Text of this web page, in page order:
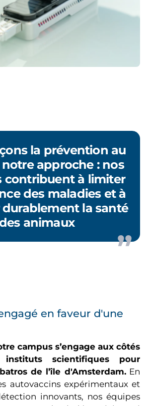
la prévention au
approche : nos
contribuent à limiter
des maladies et à
la santé
animaux
en faveur d'une
campus s’engage aux côtés
scientifiques pour
de l’île d'Amsterdam.En
autovaccins expérimentaux et
innovants, nos équipes